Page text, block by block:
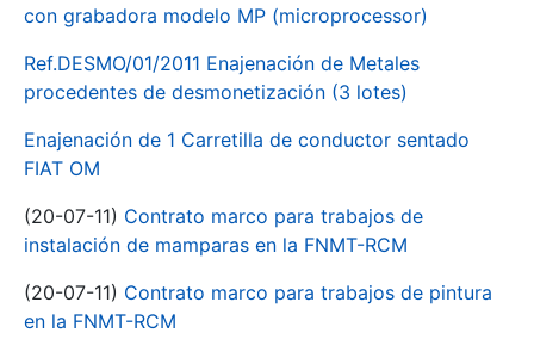
con grabadora modelo MP (microprocessor)
Ref.DESMO/01/2011 Enajenación de Metales
procedentes de desmonetización (3 lotes)
Enajenación de 1 Carretilla de conductor sentado
FIAT OM
(20-07-11) Contrato marco para trabajos de
instalación de mamparas en la FNMT-RCM
(20-07-11) Contrato marco para trabajos de pintura
en la FNMT-RCM